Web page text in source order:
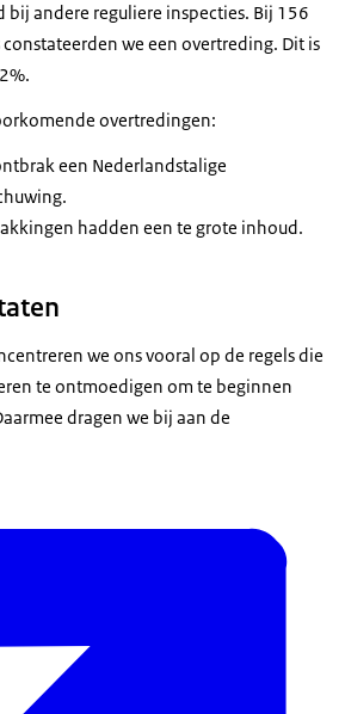
bij andere reguliere inspecties. Bij 156
we een overtreding. Dit is
overtredingen:
een Nederlandstalige
hadden een te grote inhoud.
we ons vooral op de regels die
te ontmoedigen om te beginnen
dragen we bij aan de